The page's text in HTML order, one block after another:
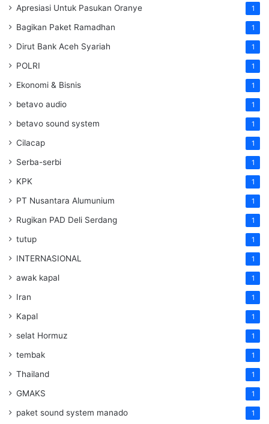
Apresiasi Untuk Pasukan Oranye 1
Bagikan Paket Ramadhan 1
Dirut Bank Aceh Syariah 1
POLRI 1
Ekonomi & Bisnis 1
betavo audio 1
betavo sound system 1
Cilacap 1
Serba-serbi 1
KPK 1
PT Nusantara Alumunium 1
Rugikan PAD Deli Serdang 1
tutup 1
INTERNASIONAL 1
awak kapal 1
Iran 1
Kapal 1
selat Hormuz 1
tembak 1
Thailand 1
GMAKS 1
paket sound system manado 1